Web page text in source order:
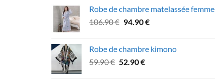
21.90 €
Robe de chambre matelassée femme
106.90€ Le
était :
106.90 €.
94.90€Le
est :
Robe de chambre kimono
59.90€ Le
52.90€Le